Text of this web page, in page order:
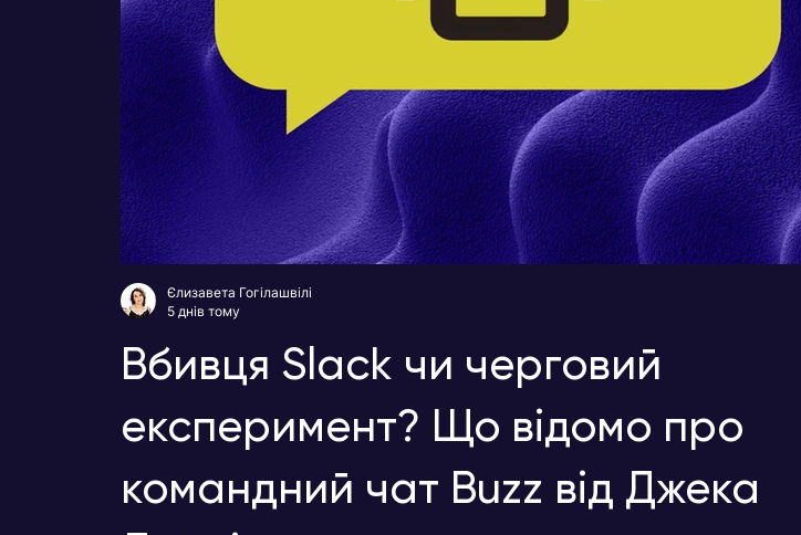
Вбивця Slack чи черговий
експеримент? Що відомо про
командний чат Buzz від Джека
Єлизавета Гогілашвілі
5 днів тому